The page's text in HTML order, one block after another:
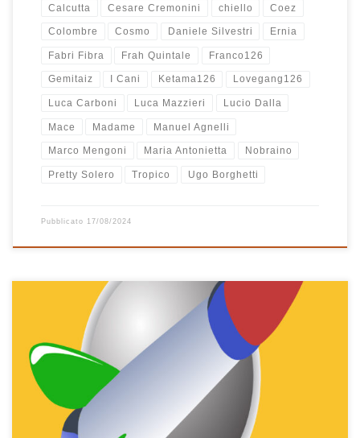
Calcutta Cesare Cremonini chiello Coez
Colombre Cosmo Daniele Silvestri Ernia
Fabri Fibra Frah Quintale Franco126
Gemitaiz I Cani Ketama126 Lovegang126
Luca Carboni Luca Mazzieri Lucio Dalla
Mace Madame Manuel Agnelli
Marco Mengoni Maria Antonietta Nobraino
Pretty Solero Tropico Ugo Borghetti
Pubblicato 17/08/2024
Ops! Un’altra playlist di musica italiana! Che ci volete fare? Ormai lo
sapete, nelle mie playlist ci finisce sempre tutta la musica che
ascoltiamo a Casa Bastiano e ultimamente va così… musica
italiana a gogò! A dirla tutta e a raccontarla proprio bene, questa
playlist nasce a fine estate ed […]